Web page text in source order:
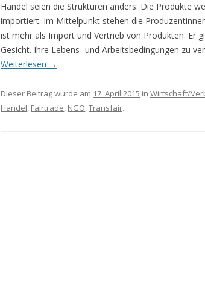
Handel seien die Strukturen anders: Die Produkte
importiert. Im Mittelpunkt stehen die
ist mehr als Import und Vertrieb von Produkten. Er
Gesicht. Ihre Lebens- und Arbeitsbedingungen zu
Weiterlesen →
Dieser Beitrag wurde am 17. April 2015 in Wirtschaft/
Handel, Fairtrade, NGO,Transfair.